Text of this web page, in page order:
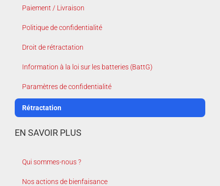
Paiement / Livraison
Politique de confidentialité
Droit de rétractation
Information à la loi sur les batteries (BattG)
Paramètres de confidentialité
Rétractation
EN SAVOIR PLUS
Qui sommes-nous ?
Nos actions de bienfaisance